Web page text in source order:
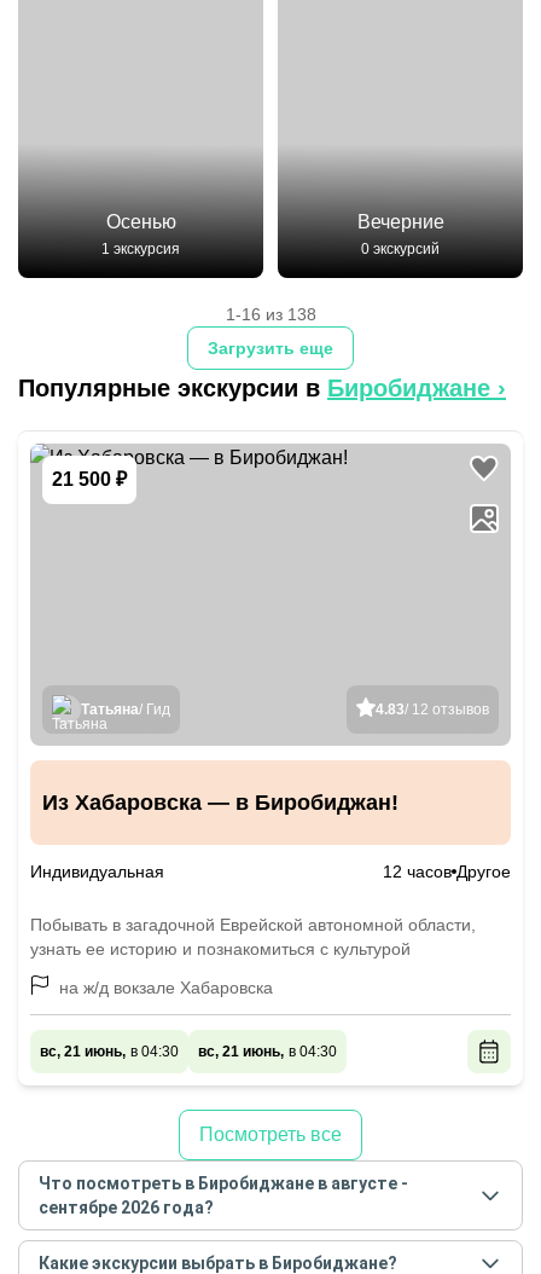
Осенью
1 экскурсия
Вечерние
0 экскурсий
Загрузить еще
1-16 из 138
Популярные экскурсии в Биробиджане ›
21 500 ₽
4.83/ 12 отзывов
Татьяна/ Гид
Из Хабаровска — в Биробиджан!
Индивидуальная 12 часов Другое
Побывать в загадочной Еврейской автономной области,
узнать ее историю и познакомиться с культурой
на ж/д вокзале Хабаровска
вс, 21 июнь, в 04:30 вс, 21 июнь, в 04:30
Посмотреть все
Что посмотреть в Биробиджане в августе -
сентябре 2026 года?
Самые популярные местав Биробиджанев
Какие экскурсии выбрать в Биробиджане?